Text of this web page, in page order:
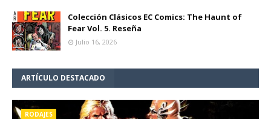
Colección Clásicos EC Comics: The Haunt of
Fear Vol. 5. Reseña
Julio 16, 2026
ARTÍCULO DESTACADO
RODAJES